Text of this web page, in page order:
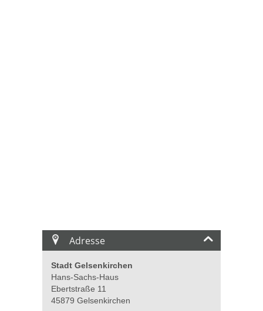
Adresse
Stadt Gelsenkirchen
Hans-Sachs-Haus
Ebertstraße 11
45879 Gelsenkirchen